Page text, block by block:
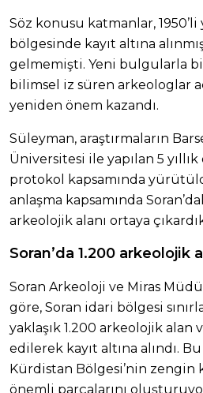
Söz konusu katmanlar, 1950’li
bölgesinde kayıt altına
gelmemişti. Yeni bulgularla
bilimsel iz süren arkeologlar
yeniden önem kazandı.
Süleyman, araştırmaların
Üniversitesi ile yapılan 5
protokol kapsamında
anlaşma kapsamında
arkeolojik alanı ortaya
Soran’da 1.200 arkeolojik
Soran Arkeoloji ve Miras
göre, Soran idari bölgesi
yaklaşık 1.200 arkeolojik alan
edilerek kayıt altına alındı.
Kürdistan Bölgesi’nin zengin
önemli parçalarını